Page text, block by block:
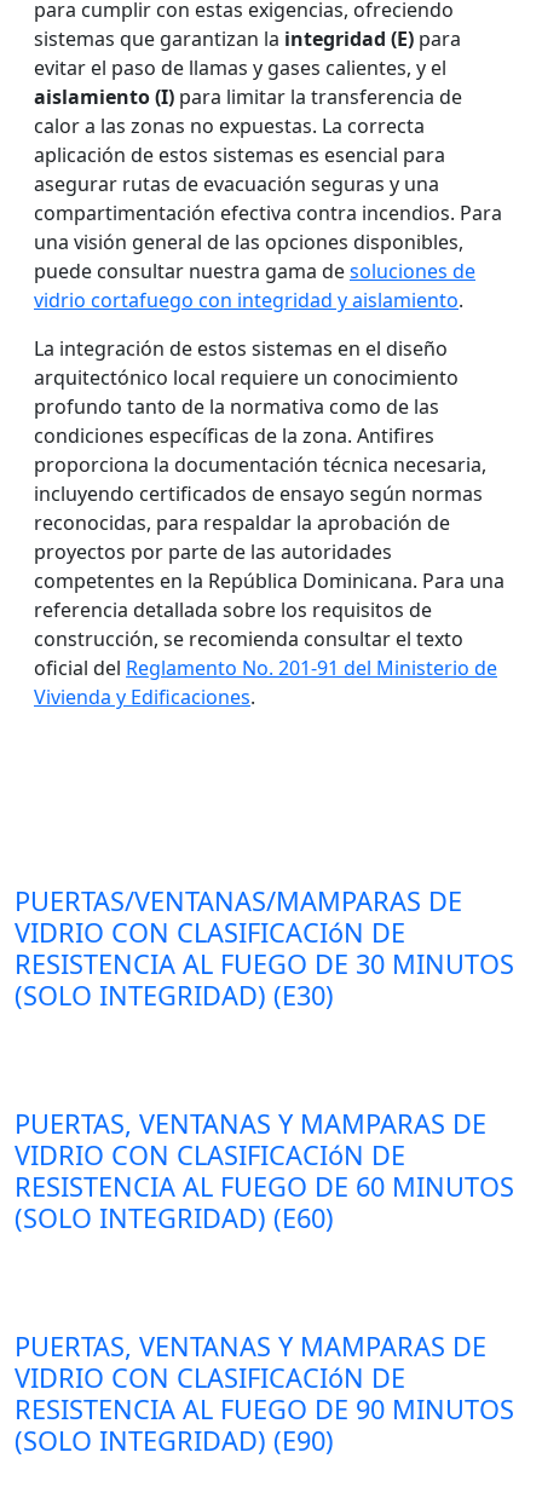
para cumplir con estas exigencias, ofreciendo
sistemas que garantizan la integridad (E) para
evitar el paso de llamas y gases calientes, y el
aislamiento (I) para limitar la transferencia de
calor a las zonas no expuestas. La correcta
aplicación de estos sistemas es esencial para
asegurar rutas de evacuación seguras y una
compartimentación efectiva contra incendios. Para
una visión general de las opciones disponibles,
puede consultar nuestra gama desoluciones de
vidrio cortafuego con integridad y aislamiento.
La integración de estos sistemas en el diseño
arquitectónico local requiere un conocimiento
profundo tanto de la normativa como de las
condiciones específicas de la zona. Antifires
proporciona la documentación técnica necesaria,
incluyendo certificados de ensayo según normas
reconocidas, para respaldar la aprobación de
proyectos por parte de las autoridades
competentes en la República Dominicana. Para una
referencia detallada sobre los requisitos de
construcción, se recomienda consultar el texto
oficial del Reglamento No. 201-91 del Ministerio de
Vivienda y Edificaciones.
PUERTAS/VENTANAS/MAMPARAS DE
VIDRIO CON CLASIFICACIóN DE
RESISTENCIA AL FUEGO DE 30 MINUTOS
(SOLO INTEGRIDAD) (E30)
PUERTAS, VENTANAS Y MAMPARAS DE
VIDRIO CON CLASIFICACIóN DE
RESISTENCIA AL FUEGO DE 60 MINUTOS
(SOLO INTEGRIDAD) (E60)
PUERTAS, VENTANAS Y MAMPARAS DE
VIDRIO CON CLASIFICACIóN DE
RESISTENCIA AL FUEGO DE 90 MINUTOS
(SOLO INTEGRIDAD) (E90)